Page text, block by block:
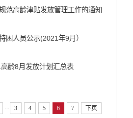
范高龄津贴发放管理工作的通知
困人员公示(2021年9月）
龄8月发放计划汇总表
... 3 4 5 6 7 下页